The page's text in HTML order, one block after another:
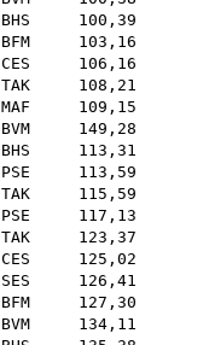
BHS 100,39
BFM 103,16
CES 106,16
TAK 108,21
MAF 109,15
BVM 149,28
BHS 113,31
PSE 113,59
TAK 115,59
PSE 117,13
TAK 123,37
CES 125,02
SES 126,41
BFM 127,30
BVM 134,11